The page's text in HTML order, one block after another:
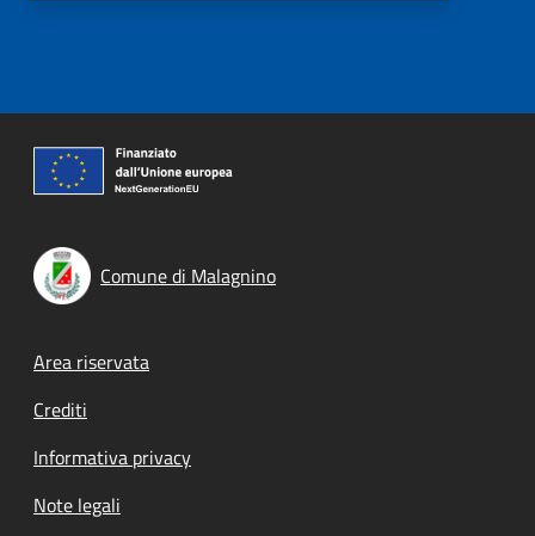
Comune di Malagnino
Footer menu
Area riservata
Crediti
Informativa privacy
Note legali